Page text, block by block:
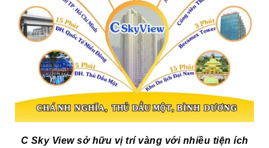
C Sky View sở hữu vị trí vàng với nhiều tiện ích